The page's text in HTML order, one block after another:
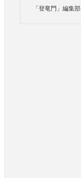
「登竜門」編集部